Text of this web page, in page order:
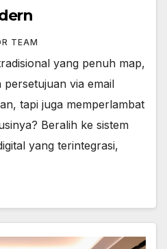
TEAM
yang penuh map,
via email
tapi juga memperlambat
Beralih ke sistem
yang terintegrasi,